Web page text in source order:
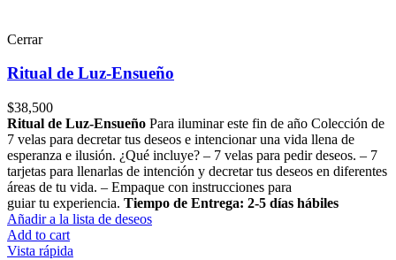
Cerrar
Ritual de Luz-Ensueño
$38,500
Ritual de Luz-Ensueño Para iluminar este fin de año Colección de
7 velas para decretar tus deseos e intencionar una vida llena de
esperanza e ilusión. ¿Qué incluye? – 7 velas para pedir deseos. – 7
tarjetas para llenarlas de intención y decretar tus deseos en diferentes
áreas de tu vida. – Empaque con instrucciones para
guiar tu experiencia. Tiempo de Entrega: 2-5 días hábiles
Añadir a la lista de deseos
Add to cart
Vista rápida